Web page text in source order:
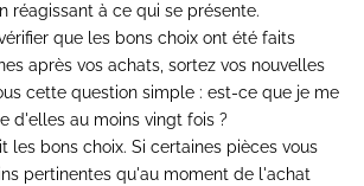
réagissant à ce qui se présente.
que les bons choix ont été faits
après vos achats, sortez vos nouvelles
cette question simple : est-ce que je me
d'elles au moins vingt fois ?
les bons choix. Si certaines pièces vous
pertinentes qu'au moment de l'achat